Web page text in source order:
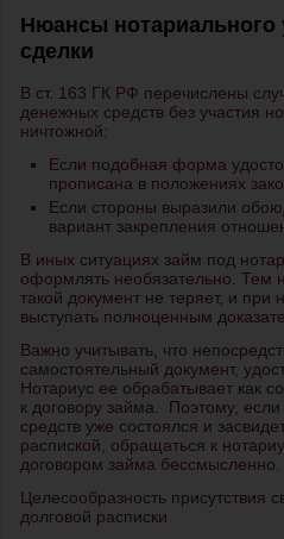
Нюансы нотариального
сделки
В ст. 163 ГК РФ перечислены
денежных средств без участия
ничтожной:
Если подобная форма
прописана в положениях
Если стороны выразили
вариант закрепления
В иных ситуациях займ под
оформлять необязательно. Тем
такой документ не теряет, и при
выступать полноценным
Важно учитывать, что
самостоятельный документ,
Нотариус ее обрабатывает как
к договору займа. Поэтому,
средств уже состоялся и
распиской, обращаться к
договором займа бессмысленно.
Целесообразность присутствия
долговой расписки